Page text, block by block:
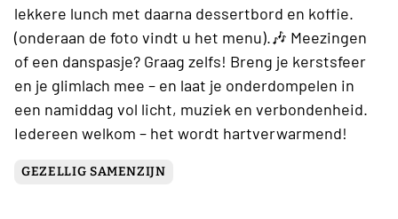
lekkere lunch met daarna dessertbord en koffie.
(onderaan de foto vindt u het menu).🎶 Meezingen
of een danspasje? Graag zelfs! Breng je kerstsfeer
en je glimlach mee – en laat je onderdompelen in
een namiddag vol licht, muziek en verbondenheid.
Iedereen welkom – het wordt hartverwarmend!
GEZELLIG SAMENZIJN